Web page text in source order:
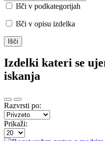
Išči v podkategorijah
Išči v opisu izdelka
Izdelki kateri se
iskanja
Razvrsti po:
Prikaži: